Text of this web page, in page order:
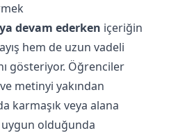
devam ederken içeriğin
hem de uzun vadeli
gösteriyor. Öğrenciler
metinyi yakından
karmaşık veya alana
olduğunda